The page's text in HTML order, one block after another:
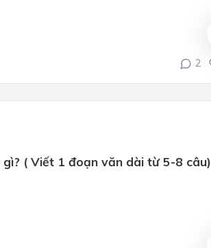
2
( Viết 1 đoạn văn dài từ 5-8 câu)